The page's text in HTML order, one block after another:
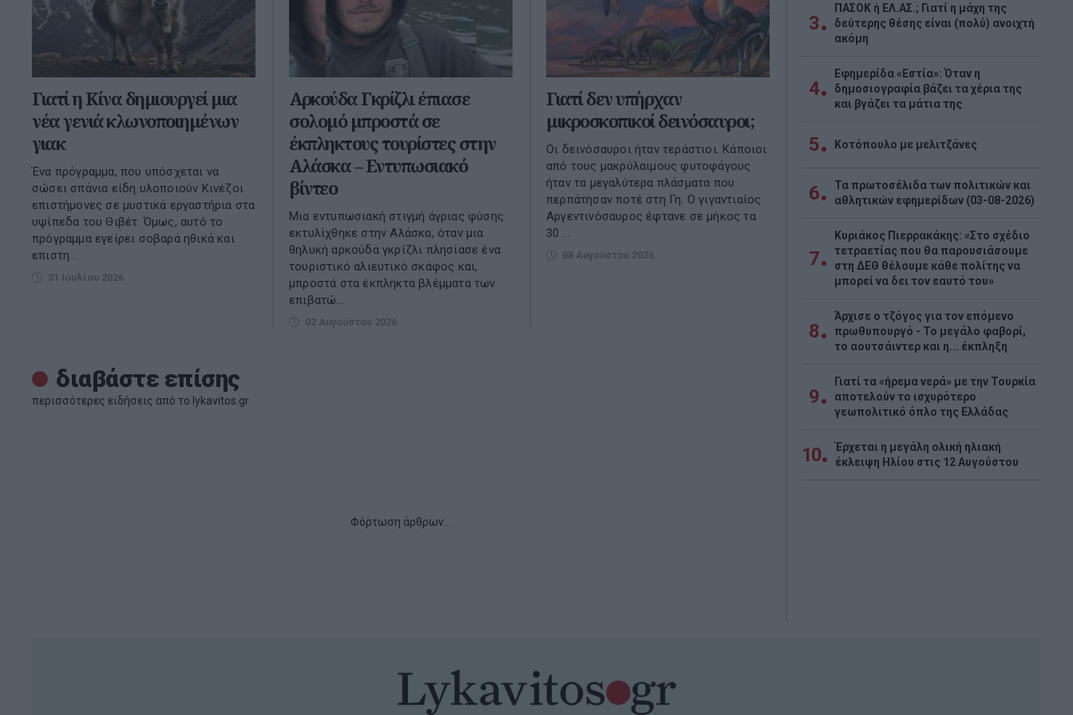
Γιατί η Κίνα δημιουργεί μια
νέα γενιά κλωνοποιημένων
γιακ
Ένα πρόγραμμα, που υπόσχεται να
σώσει σπάνια είδη υλοποιούν Κινέζοι
επιστήμονες σε μυστικά εργαστήρια στα
υψίπεδα του Θιβέτ. Όμως, αυτό το
πρόγραμμα εγείρει σοβαρά ηθικά και
επιστη...
31 Ιουλίου 2026
Αρκούδα Γκρίζλι έπιασε
σολομό μπροστά σε
έκπληκτους τουρίστες στην
Αλάσκα – Εντυπωσιακό
βίντεο
Μια εντυπωσιακή στιγμή άγριας φύσης
εκτυλίχθηκε στην Αλάσκα, όταν μια
θηλυκή αρκούδα γκρίζλι πλησίασε ένα
τουριστικό αλιευτικό σκάφος και,
μπροστά στα έκπληκτα βλέμματα των
επιβατώ...
02 Αυγούστου 2026
Γιατί δεν υπήρχαν
μικροσκοπικοί δεινόσαυροι;
Oι δεινόσαυροι ήταν τεράστιοι. Κάποιοι
από τους μακρύλαιμους φυτοφάγους
ήταν τα μεγαλύτερα πλάσματα που
περπάτησαν ποτέ στη Γη. O γιγαντιαίος
Αργεντινόσαυρος έφτανε σε μήκος τα
30 ...
08 Αυγούστου 2026
διαβάστε επίσης
περισσότερες ειδήσεις από το lykavitos.gr
3
ΠΑΣΟΚ ή ΕΛ.ΑΣ.; Γιατί η μάχη της
δεύτερης θέσης είναι (πολύ) ανοιχτή
ακόμη
4
Εφημερίδα «Εστία»: Όταν η
δημοσιογραφία βάζει τα χέρια της
και βγάζει τα μάτια της
5 Κοτόπουλο με μελιτζάνες
6
Τα πρωτοσέλιδα των πολιτικών και
αθλητικών εφημερίδων (03-08-2026)
7
Κυριάκος Πιερρακάκης: «Στο σχέδιο
τετραετίας που θα παρουσιάσουμε
στη ΔΕΘ θέλουμε κάθε πολίτης να
μπορεί να δει τον εαυτό του»
8
Άρχισε ο τζόγος για τον επόμενο
πρωθυπουργό - Το μεγάλο φαβορί,
το αουτσάιντερ και η... έκπληξη
9
Γιατί τα «ήρεμα νερά» με την Τουρκία
αποτελούν το ισχυρότερο
γεωπολιτικό όπλο της Ελλάδας
10
Έρχεται η μεγάλη ολική ηλιακή
έκλειψη Ηλίου στις 12 Αυγούστου